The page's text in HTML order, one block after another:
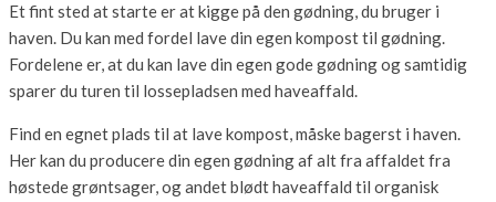
Et fint sted at starte er at kigge på den gødning, du bruger i
haven. Du kan med fordel lave din egen kompost til gødning.
Fordelene er, at du kan lave din egen gode gødning og samtidig
sparer du turen til lossepladsen med haveaffald.
Find en egnet plads til at lave kompost, måske bagerst i haven.
Her kan du producere din egen gødning af alt fra affaldet fra
høstede grøntsager, og andet blødt haveaffald til organisk